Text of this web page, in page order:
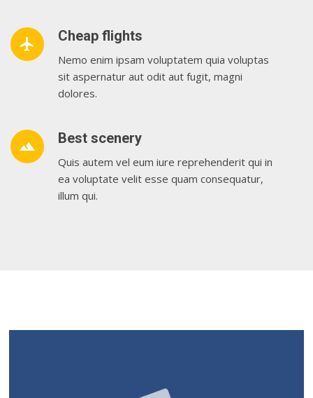
airplanemode_active Cheap flights
Nemo enim ipsam voluptatem quia voluptas
sit aspernatur aut odit aut fugit, magni
dolores.
landscape Best scenery
Quis autem vel eum iure reprehenderit qui in
ea voluptate velit esse quam consequatur,
illum qui.